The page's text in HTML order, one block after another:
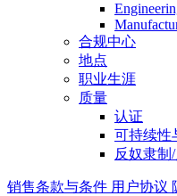
合规中心
地点
职业生涯
质量
认证
可持续性
反奴隶制
销售条款与条件 用户协议